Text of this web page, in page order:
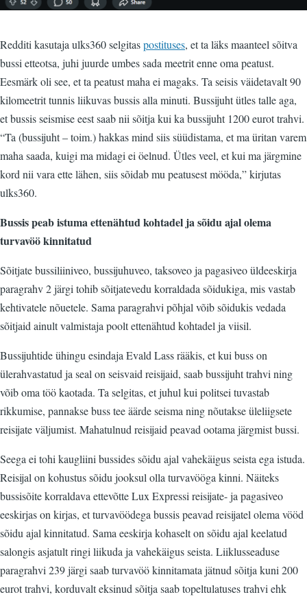
Redditi kasutaja ulks360 selgitaspostituses, et ta läks maanteel sõitva
bussi etteotsa, juhi juurde umbes sada meetrit enne oma peatust.
Eesmärk oli see, et ta peatust maha ei magaks. Ta seisis väidetavalt 90
kilomeetrit tunnis liikuvas bussis alla minuti. Bussijuht ütles talle aga,
et bussis seismise eest saab nii sõitja kui ka bussijuht 1200 eurot trahvi.
“Ta (bussijuht – toim.) hakkas mind siis süüdistama, et ma üritan varem
maha saada, kuigi ma midagi ei öelnud. Ütles veel, et kui ma järgmine
kord nii vara ette lähen, siis sõidab mu peatusest mööda,” kirjutas
ulks360.
Bussis peab istuma ettenähtud kohtadel ja sõidu ajal olema
turvavöö kinnitatud
Sõitjate bussiliiniveo, bussijuhuveo, taksoveo ja pagasiveo üldeeskirja
paragrahv 2 järgi tohib sõitjatevedu korraldada sõidukiga, mis vastab
kehtivatele nõuetele. Sama paragrahvi põhjal võib sõidukis vedada
sõitjaid ainult valmistaja poolt ettenähtud kohtadel ja viisil.
Bussijuhtide ühingu esindaja Evald Lass rääkis, et kui buss on
ülerahvastatud ja seal on seisvaid reisijaid, saab bussijuht trahvi ning
võib oma töö kaotada. Ta selgitas, et juhul kui politsei tuvastab
rikkumise, pannakse buss tee äärde seisma ning nõutakse üleliigsete
reisijate väljumist. Mahatulnud reisijaid peavad ootama järgmist bussi.
Seega ei tohi kaugliini bussides sõidu ajal vahekäigus seista ega istuda.
Reisijal on kohustus sõidu jooksul olla turvavööga kinni. Näiteks
bussisõite korraldava ettevõtte Lux Expressi reisijate- ja pagasiveo
eeskirjas on kirjas, et turvavöödega bussis peavad reisijatel olema vööd
sõidu ajal kinnitatud. Sama eeskirja kohaselt on sõidu ajal keelatud
salongis asjatult ringi liikuda ja vahekäigus seista. Liiklusseaduse
paragrahvi 239 järgi saab turvavöö kinnitamata jätnud sõitja kuni 200
eurot trahvi, korduvalt eksinud sõitja saab topeltulatuses trahvi ehk